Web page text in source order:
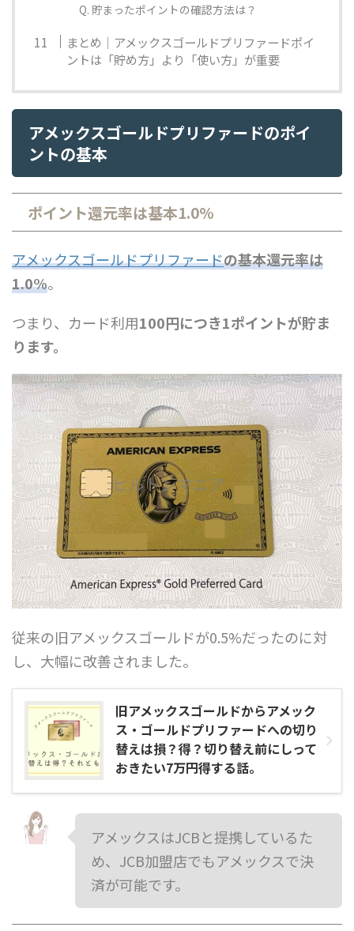
Q. 貯まったポイントの確認方法は？
まとめ｜アメックスゴールドプリファードポイ
ントは「貯め方」より「使い方」が重要
アメックスゴールドプリファードのポイ
ントの基本
ポイント還元率は基本1.0%
アメックスゴールドプリファードの基本還元率は
1.0%。
つまり、カード利用100円につき1ポイントが貯ま
ります。
従来の旧アメックスゴールドが0.5%だったのに対
し、大幅に改善されました。
旧アメックスゴールドからアメック
ス・ゴールドプリファードへの切り
替えは損？得？切り替え前にしって
おきたい7万円得する話。
アメックスはJCBと提携しているた
め、JCB加盟店でもアメックスで決
済が可能です。